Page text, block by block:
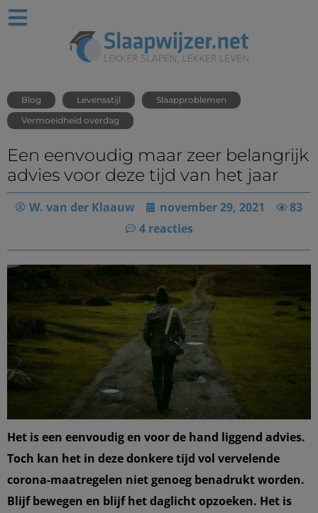
Blog Levensstijl
Slaapproblemen
Vermoeidheid overdag
Een eenvoudig maar zeer belangrijk
advies voor deze tijd van het jaar
W. van der Klaauw november 29, 2021
83
4 reacties
Het is een eenvoudig en voor de hand liggend advies.
Toch kan het in deze donkere tijd vol vervelende
corona-maatregelen niet genoeg benadrukt worden.
Blijf bewegen en blijf het daglicht opzoeken. Het is